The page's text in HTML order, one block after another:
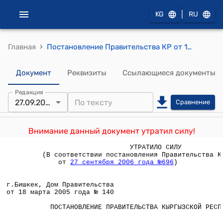
KG RU
Главная › Постановление Правительства КР от 18 марта 2005 года № 140 "Об утверждении Положения о Департаменте экологии и природопользования при Министерстве экологии и чрезвычайных ситуаций Кыргызской Республики"
Документ Реквизиты Ссылающиеся документы
Редакция
27.09.2006 Сравнение
Внимание данный документ утратил силу!